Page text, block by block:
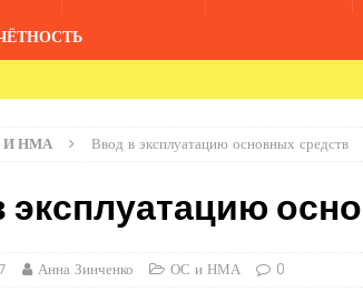
И НМА Ввод в эксплуатацию основных средств
эксплуатацию
Анна Зинченко ОС и НМА 0